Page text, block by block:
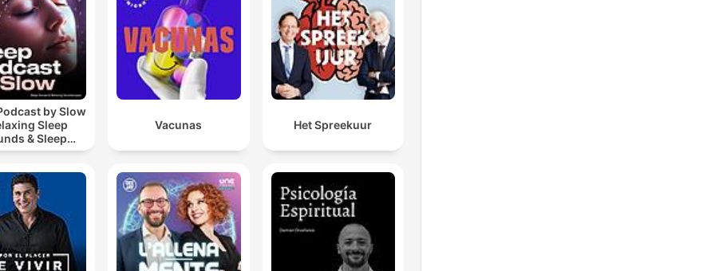
by Slow
Sleep
& Sleep
| Nature Sound
Vacunas Het Spreekuur